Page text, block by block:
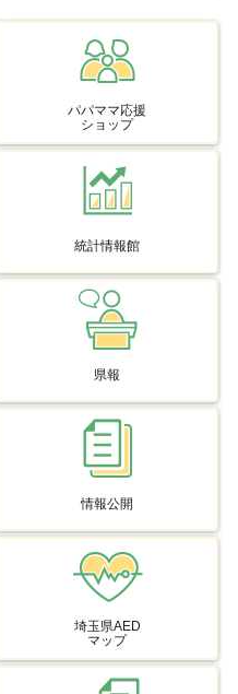
パパママ応援
ショップ
統計情報館
県報
情報公開
埼玉県AED
マップ